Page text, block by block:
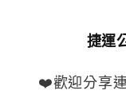
捷運
❤️歡迎分享